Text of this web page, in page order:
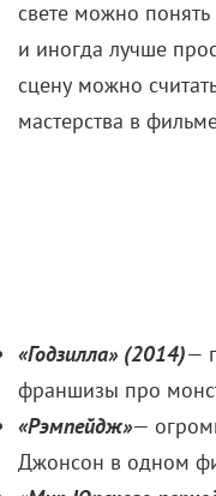
«Годзилла 2:
в российском
Кайл Чандлер
Милли Бобби